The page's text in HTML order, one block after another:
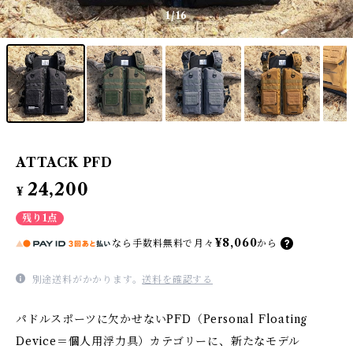
1/16
ATTACK PFD
¥ 24,200
残り1点
なら 手数料無料で 月々 ¥8,060から
別途送料がかかります。送料を確認する
パドルスポーツに欠かせないPFD（Personal Floating
Device＝個人用浮力具）カテゴリーに、新たなモデル